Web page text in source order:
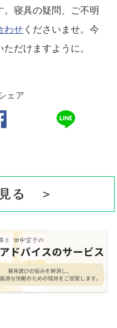
。寝具の疑問、ご不明
わせ くださいませ。今
だけますように。
ェア
る ＞